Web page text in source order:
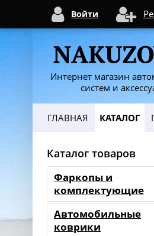
Интернет магазин
систем и
ГЛАВНАЯ КАТАЛОГ
Каталог товаров
Фаркопы и
комплектующие
Автомобильные
коврики
Войти